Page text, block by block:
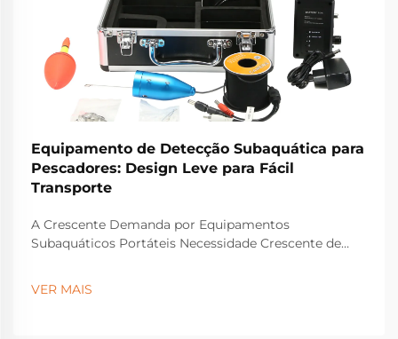
Equipamento de Detecção Subaquática para
Pescadores: Design Leve para Fácil
Transporte
A Crescente Demanda por Equipamentos
Subaquáticos Portáteis Necessidade Crescente de
VER MAIS